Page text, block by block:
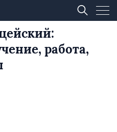
работа,